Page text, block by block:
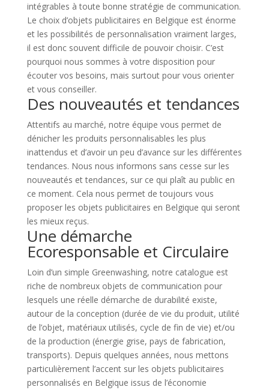
intégrables à toute bonne stratégie de communication.
Le choix d’objets publicitaires en Belgique est énorme
et les possibilités de personnalisation vraiment larges,
il est donc souvent difficile de pouvoir choisir. C’est
pourquoi nous sommes à votre disposition pour
écouter vos besoins, mais surtout pour vous orienter
et vous conseiller.
Des nouveautés et tendances
Attentifs au marché, notre équipe vous permet de
dénicher les produits personnalisables les plus
inattendus et d’avoir un peu d’avance sur les différentes
tendances. Nous nous informons sans cesse sur les
nouveautés et tendances, sur ce qui plaît au public en
ce moment. Cela nous permet de toujours vous
proposer les objets publicitaires en Belgique qui seront
les mieux reçus.
Une démarche
Ecoresponsable et Circulaire
Loin d’un simple Greenwashing, notre catalogue est
riche de nombreux objets de communication pour
lesquels une réelle démarche de durabilité existe,
autour de la conception (durée de vie du produit, utilité
de l’objet, matériaux utilisés, cycle de fin de vie) et/ou
de la production (énergie grise, pays de fabrication,
transports). Depuis quelques années, nous mettons
particulièrement l’accent sur les objets publicitaires
personnalisés en Belgique issus de l’économie